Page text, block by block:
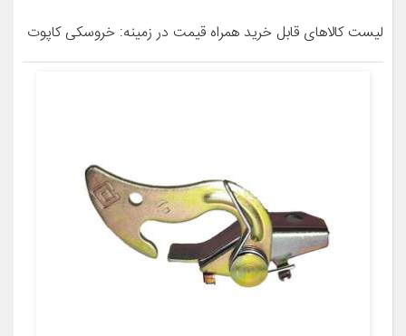
لیست کالاهای قابل خرید همراه قیمت در زمینه: خروسکی کاپوت